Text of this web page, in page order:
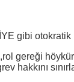
gibi
gereği
hakkını